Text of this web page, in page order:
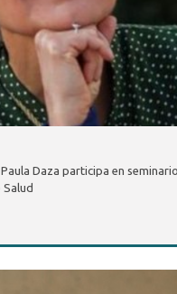
Daza participa en